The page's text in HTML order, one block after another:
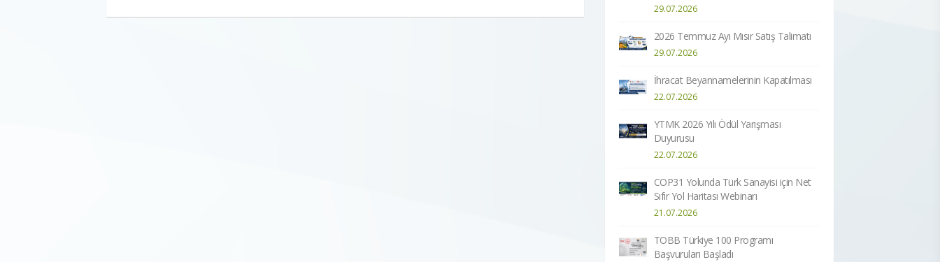
29.07.2026
2026 Temmuz Ayı Mısır Satış Talimatı
29.07.2026
İhracat Beyannamelerinin Kapatılması
22.07.2026
YTMK 2026 Yılı Ödül Yarışması
Duyurusu
22.07.2026
COP31 Yolunda Türk Sanayisi için Net
Sıfır Yol Haritası Webinarı
21.07.2026
TOBB Türkiye 100 Programı
Başvuruları Başladı